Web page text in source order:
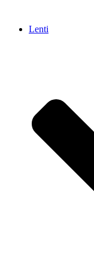
Lenti